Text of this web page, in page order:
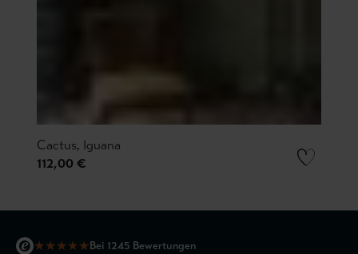
Cactus, Iguana
112,00 €
★★★★★Bei 1245 Bewertungen